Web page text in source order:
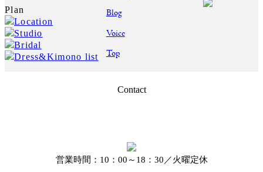
Plan
Location
Studio
Bridal
Dress&Kimono list
Blog
Voice
Top
Contact
営業時間：10：00～18：30／火曜定休